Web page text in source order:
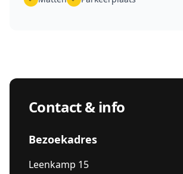
Contact & info
Bezoekadres
Leenkamp 15